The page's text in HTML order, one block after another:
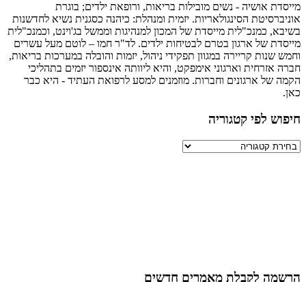
אושיה - נשים מובילות בריאות, ורופאת ילדים; בוגרת
הסינגולאריות. יזמית ומנהלת: כיהנה כסגנית נשיא לחדשנות
כמנכ"לית מייסדת של המכון למנהיגות וממשל בג'וינט, וכמנכ"לית
של ארגון בטרם לבטיחות ילדים. לד"ר חמו – לוטם מעל עשרים
קריירה במגוון תפקידי ניהול, יזמות והובלה במערכות בריאות,
וארגוני אימפקט, והיא ליוותה אינספור יזמים בתהליכי
של ארגונים וחברות. מוזמנים למסע לרפואת העתיד - היא כבר
לפי קטגוריה
לקבלת מאמרים חדשים